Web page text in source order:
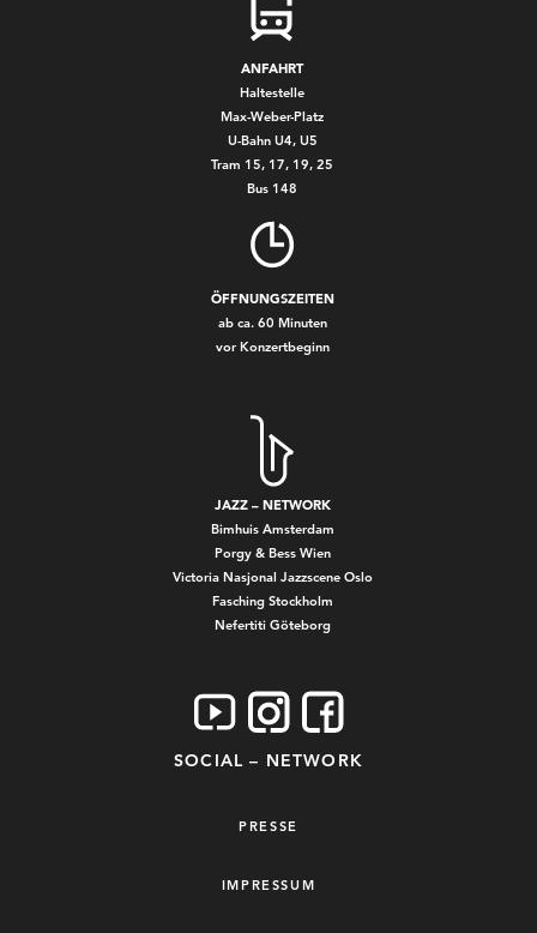
ANFAHRT
Haltestelle
Max-Weber-Platz
U-Bahn U4, U5
Tram 15, 17, 19, 25
Bus 148
ÖFFNUNGSZEITEN
ab ca. 60 Minuten
vor Konzertbeginn
JAZZ – NETWORK
Bimhuis Amsterdam
Porgy & Bess Wien
Victoria Nasjonal Jazzscene Oslo
Fasching Stockholm
Nefertiti Göteborg
SOCIAL – NETWORK
PRESSE
IMPRESSUM